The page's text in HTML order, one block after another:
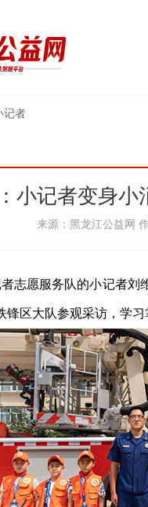
记者
小记者变身小
来源：黑龙江公益网
志愿服务队的小记者刘
区大队参观采访，学习